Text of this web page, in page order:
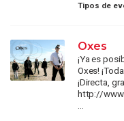
Tipos de
Oxes
¡Ya es
Oxes!
¡Directa,
http://
...